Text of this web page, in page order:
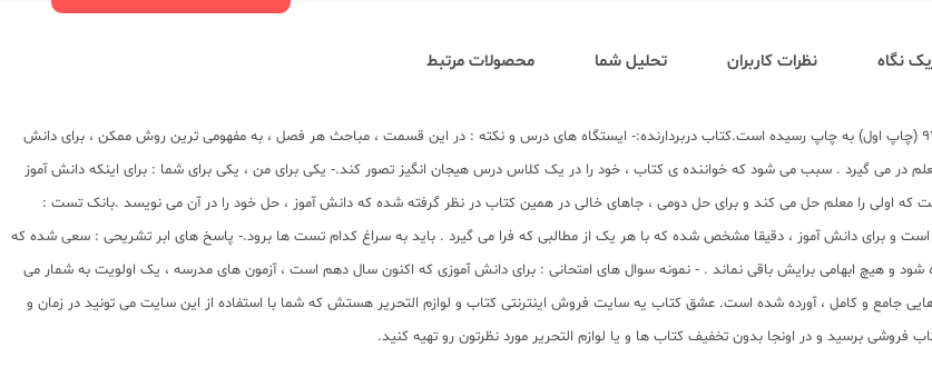
نگاه نظرات کاربران تحلیل شما محصولات مرتبط
در سال 97 (چاپ اول) به چاپ رسیده است.کتاب دربردارنده:- ایستگاه های درس و نکته : در این قسمت ، مباحث هر فصل ، به مفهومی ترین روش ممکن ، برای دانش
در می گیرد . سبب می شود که خواننده ی کتاب ، خود را در یک کلاس درس هیجان انگیز تصور کند.- یکی برای من ، یکی برای شما : برای اینکه دانش آموز
که اولی را معلم حل می کند و برای حل دومی ، جاهای خالی در همین کتاب در نظر گرفته شده که دانش آموز ، حل خود را در آن می نویسد .بانک تست :
و برای دانش آموز ، دقیقا مشخص شده که با هر یک از مطالبی که فرا می گیرد . باید به سراغ کدام تست ها برود.- پاسخ های ابر تشریحی : سعی شده که
و هیچ ابهامی برایش باقی نماند . - نمونه سوال های امتحانی : برای دانش آموزی که اکنون سال دهم است ، آزمون های مدرسه ، یک اولویت به شمار می
جامع و کامل ، آورده شده است. عشق کتاب یه سایت فروش اینترنتی کتاب و لوازم التحریر هستش که شما با استفاده از این سایت می تونید در زمان و
برسید و در اونجا بدون تخفیف کتاب ها و یا لوازم التحریر مورد نظرتون رو تهیه کنید.